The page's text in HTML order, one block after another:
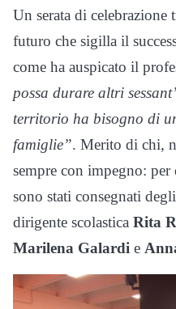
Un serata di celebrazione
futuro che sigilla il
come ha auspicato il
possa durare altri
territorio ha bisogno di
famiglie”. Merito di chi,
sempre con impegno: per
sono stati consegnati
dirigente scolastica Rita
Marilena Galardi e